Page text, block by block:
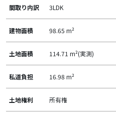
間取り内訳 3LDK
建物面積 98.65 m²
土地面積 114.71 m²(実測)
私道負担 16.98 m²
土地権利 所有権